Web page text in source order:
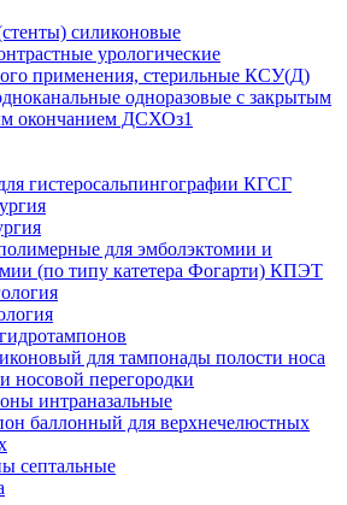
силиконовые
урологические
применения, стерильные КСУ(Д)
одноразовые с закрытым
окончанием ДСХОз1
гистеросальпингографии КГСГ
для эмболэктомии и
(по типу катетера Фогарти) КПЭТ
для тампонады полости носа
носовой перегородки
интраназальные
баллонный для верхнечелюстных
септальные